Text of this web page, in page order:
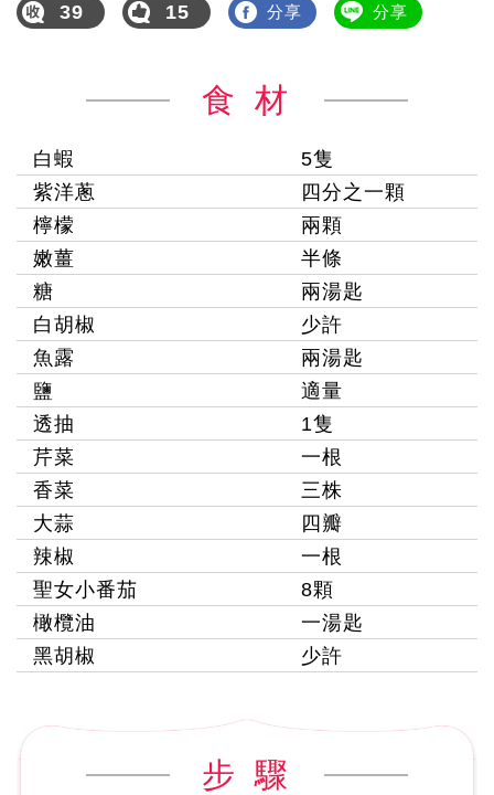
39 15 分享 分享
食 材
白蝦
5隻
紫洋蔥
四分之一顆
檸檬
兩顆
嫩薑
半條
糖
兩湯匙
白胡椒
少許
魚露
兩湯匙
鹽
適量
透抽
1隻
芹菜
一根
香菜
三株
大蒜
四瓣
辣椒
一根
聖女小番茄
8顆
橄欖油
一湯匙
黑胡椒
少許
步 驟